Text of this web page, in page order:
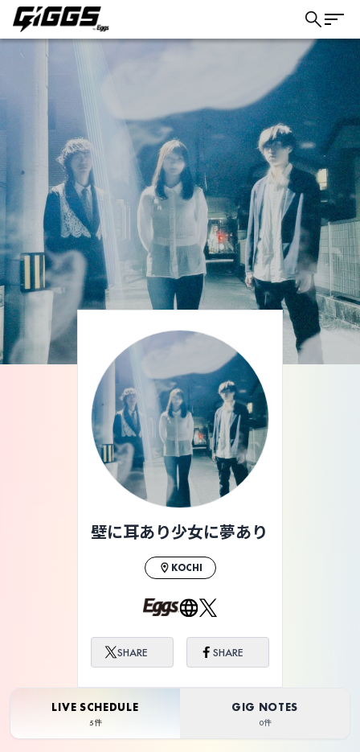
壁に耳あり少女に夢あり
KOCHI
SHARE SHARE
こちら
LIVE SCHEDULE
5件
GIG NOTES
0件